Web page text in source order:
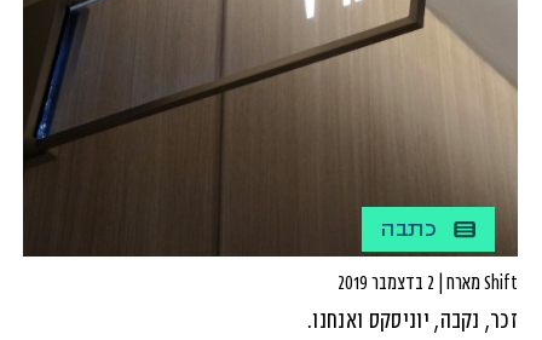
כתבה
Shift מארח | 2 בדצמבר 2019
זכר, נקבה, יוניסקס ואנחנו.